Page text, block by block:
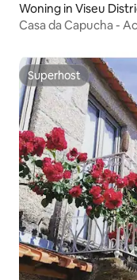
Woning in Viseu
Casa da Capucha -
Superhost
Superhost